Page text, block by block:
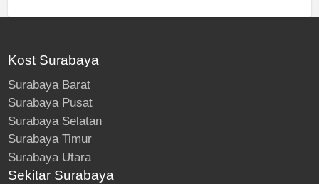
Kost Surabaya
Surabaya Barat
Surabaya Pusat
Surabaya Selatan
Surabaya Timur
Surabaya Utara
Sekitar Surabaya